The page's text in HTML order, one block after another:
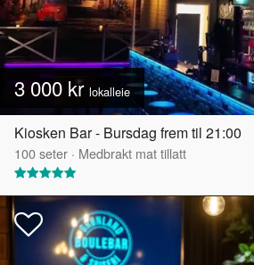
3 000 kr lokalleie
Kiosken Bar - Bursdag frem til 21:00
100seter · Medbrakt mat tillatt